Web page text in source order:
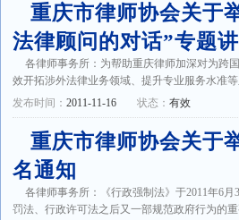
重庆市律师协会关
法律顾问的对话”专题
各律师事务所：为帮助重庆律师加深对为跨
效开拓涉外法律业务领域、提升专业服务水准
发布时间：2011-11-16 状态：有效
重庆市律师协会关于
名通知
各律师事务所：《行政强制法》于2011年6
罚法、行政许可法之后又一部规范政府行为的